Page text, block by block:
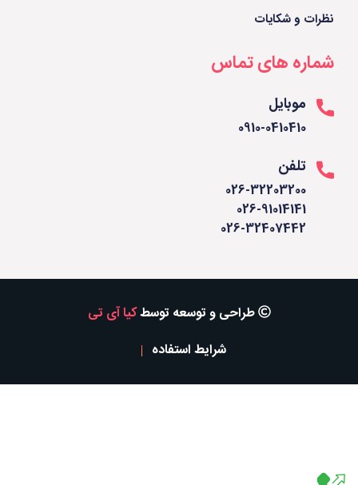
نظرات و شکایات
شماره های تماس
موبایل
0910-0410410
تلفن
026-32203200
026-91014141
026-32407442
طراحی و توسعه توسطکیا آی تی
شرایط استفاده